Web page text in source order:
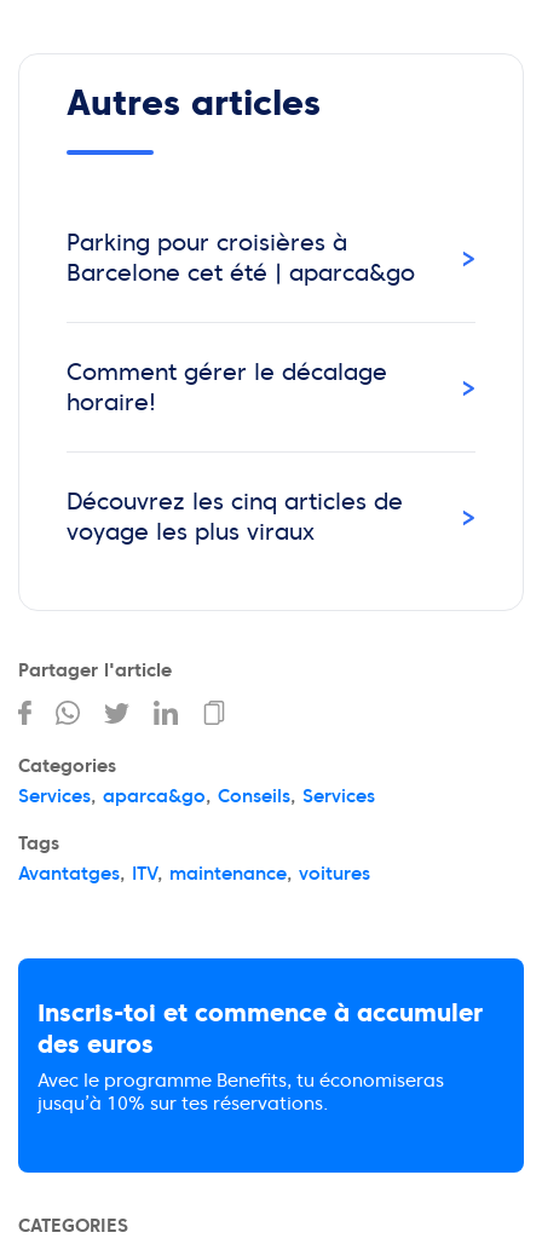
Autres articles
Parking pour croisières à
Barcelone cet été | aparca&go
›
Comment gérer le décalage
horaire!
›
Découvrez les cinq articles de
voyage les plus viraux
›
Partager l'article
Categories
Services, aparca&go, Conseils, Services
Tags
Avantatges, ITV, maintenance, voitures
Inscris-toi et commence à accumuler
des euros
Avec le programme Benefits, tu économiseras
jusqu’à 10% sur tes réservations.
CATEGORIES